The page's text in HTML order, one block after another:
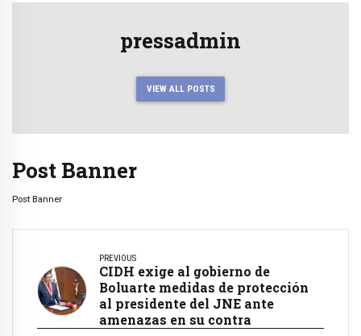
pressadmin
VIEW ALL POSTS
Post Banner
Post Banner
PREVIOUS
CIDH exige al gobierno de
Boluarte medidas de protección
al presidente del JNE ante
amenazas en su contra